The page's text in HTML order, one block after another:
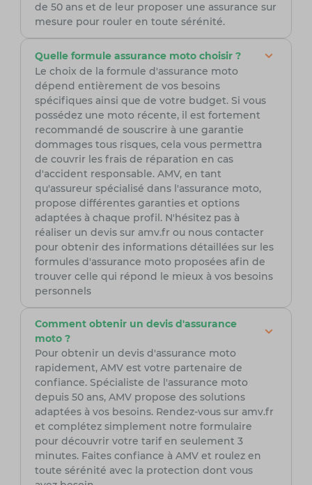
de 50 ans et de leur proposer une assurance sur
mesure pour rouler en toute sérénité.
Quelle formule assurance moto choisir ?
Le choix de la formule d'assurance moto
dépend entièrement de vos besoins
spécifiques ainsi que de votre budget. Si vous
possédez une moto récente, il est fortement
recommandé de souscrire à une garantie
dommages tous risques, cela vous permettra
de couvrir les frais de réparation en cas
d'accident responsable. AMV, en tant
qu'assureur spécialisé dans l'assurance moto,
propose différentes garanties et options
adaptées à chaque profil. N'hésitez pas à
réaliser un devis sur amv.fr ou nous contacter
pour obtenir des informations détaillées sur les
formules d'assurance moto proposées afin de
trouver celle qui répond le mieux à vos besoins
personnels
Comment obtenir un devis d'assurance
moto ?
Pour obtenir un devis d'assurance moto
rapidement, AMV est votre partenaire de
confiance. Spécialiste de l'assurance moto
depuis 50 ans, AMV propose des solutions
adaptées à vos besoins. Rendez-vous sur amv.fr
et complétez simplement notre formulaire
pour découvrir votre tarif en seulement 3
minutes. Faites confiance à AMV et roulez en
toute sérénité avec la protection dont vous